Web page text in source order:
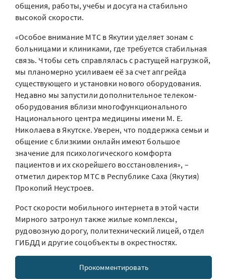
общения, работы, учебы и досуга на стабильно
высокой скорости.
«Особое внимание МТС в Якутии уделяет зонам с
больницами и клиниками, где требуется стабильная
связь. Чтобы сеть справлялась с растущей нагрузкой,
мы планомерно усиливаем её за счет апгрейда
существующего и установки нового оборудования.
Недавно мы запустили дополнительное телеком-
оборудования вблизи многофункционального
Национального центра медицины имени М. Е.
Николаева в Якутске. Уверен, что поддержка семьи и
общение с близкими онлайн имеют большое
значение для психологического комфорта
пациентов и их скорейшего восстановления», –
отметил директор МТС в Республике Саха (Якутия)
Прокопий Неустроев.
Рост скорости мобильного интернета в этой части
Мирного затронул также жилые комплексы,
рудовозную дорогу, политехнический лицей, отдел
ГИБДД и другие соцобъекты в окрестностях.
Прокомментировать